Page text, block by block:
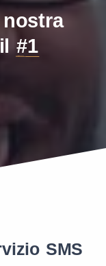
#1
SMS